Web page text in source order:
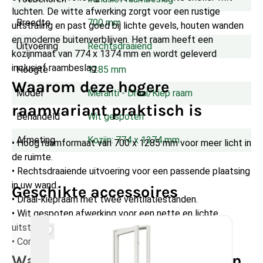
luchten. De witte afwerking zorgt voor een rustige
uitstraling en past goed bij lichte gevels, houten wanden
en moderne buitenverblijven. Het raam heeft een
kozijnmaat van 774 x 1374 mm en wordt geleverd
inclusief raambeslag.
Waarom deze hogere
raamvariant praktisch is
• Hoog raamformaat van 700 x 1285 mm voor meer licht in
de ruimte.
• Rechtsdraaiende uitvoering voor een passende plaatsing
in uw wand.
• Draai-kiepraam met twee ventilatiestanden.
• Wit gespoten afwerking voor een nette en lichte
uitstraling.
• Compleet geleverd met raambeslag voor montage.
Breedte 700 mm
Uitvoering Rechtsdraaiend
Hoogte 1285 mm
Model Meranti - Draai/Kiep raam
Behandeld Wit gespoten
Afmeting Kozijn: 774 x 1374 mm
Geschikte accessoires